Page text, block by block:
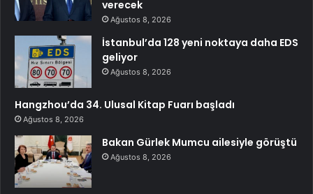
verecek
Ağustos 8, 2026
İstanbul’da 128 yeni noktaya daha EDS
geliyor
Ağustos 8, 2026
Hangzhou’da 34. Ulusal Kitap Fuarı başladı
Ağustos 8, 2026
Bakan Gürlek Mumcu ailesiyle görüştü
Ağustos 8, 2026